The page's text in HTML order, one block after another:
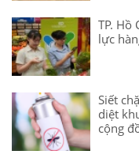
TP. Hồ
lực
Siết
diệt
cộng